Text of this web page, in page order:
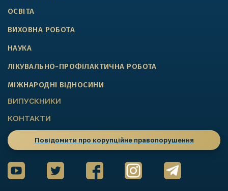
ОСВІТА
ВИХОВНА РОБОТА
НАУКА
ЛІКУВАЛЬНО-ПРОФІЛАКТИЧНА РОБОТА
МІЖНАРОДНІ ВІДНОСИНИ
ВИПУСКНИКИ
КОНТАКТИ
Повідомити про корупційне правопорушення